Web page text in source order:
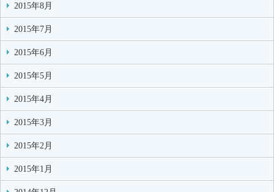
2015年8月
2015年7月
2015年6月
2015年5月
2015年4月
2015年3月
2015年2月
2015年1月